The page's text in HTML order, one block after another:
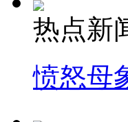
热点新
愤怒母